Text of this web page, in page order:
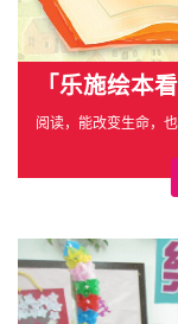
「乐施绘本
阅读，能改变生命，也